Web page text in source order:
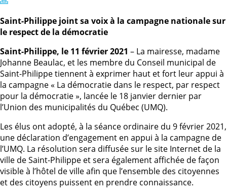
Saint-Philippe joint sa voix à la campagne nationale sur
le respect de la démocratie
Saint-Philippe, le 11 février 2021 – La mairesse, madame
Johanne Beaulac, et les membre du Conseil municipal de
Saint-Philippe tiennent à exprimer haut et fort leur appui à
la campagne « La démocratie dans le respect, par respect
pour la démocratie », lancée le 18 janvier dernier par
l’Union des municipalités du Québec (UMQ).
Les élus ont adopté, à la séance ordinaire du 9 février 2021,
une déclaration d’engagement en appui à la campagne de
l’UMQ. La résolution sera diffusée sur le site Internet de la
ville de Saint-Philippe et sera également affichée de façon
visible à l’hôtel de ville afin que l’ensemble des citoyennes
et des citoyens puissent en prendre connaissance.